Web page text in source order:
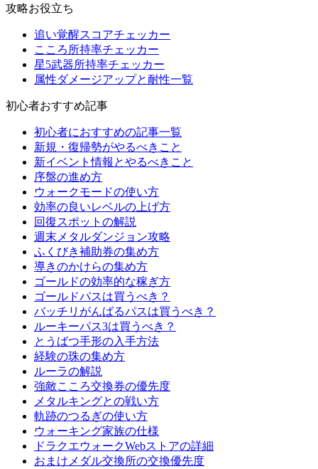
攻略お役立ち
追い覚醒スコアチェッカー
こころ所持率チェッカー
星5武器所持率チェッカー
属性ダメージアップと耐性一覧
初心者おすすめ記事
初心者におすすめの記事一覧
新規・復帰勢がやるべきこと
新イベント情報とやるべきこと
序盤の進め方
ウォークモードの使い方
効率の良いレベルの上げ方
回復スポットの解説
週末メタルダンジョン攻略
ふくびき補助券の集め方
導きのかけらの集め方
ゴールドの効率的な稼ぎ方
ゴールドパスは買うべき？
バッチリがんばるパスは買うべき？
ルーキーパス3は買うべき？
とうばつ手形の入手方法
経験の珠の集め方
ルーラの解説
強敵こころ交換券の優先度
メタルキングとの戦い方
軌跡のつるぎの使い方
ウォーキング家族の仕様
ドラクエウォークWebストアの詳細
おまけメダル交換所の交換優先度